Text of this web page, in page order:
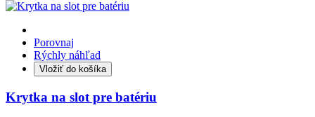
Porovnaj
Rýchly náhľad
Vložiť do košíka
Krytka na slot pre batériu